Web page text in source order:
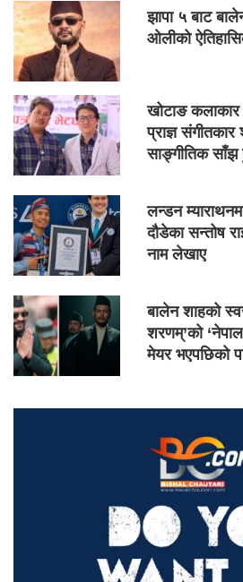
झापा ५ बाट
ओलीको
खोटाङ
प्राज्ञ संगीतकार
साङ्गीतिक साँझ
लन्डन
दौडेका सन्तोष
नाम लेखाए
बालेन शाहको
शरणम्’को
मेयर भएपछिको